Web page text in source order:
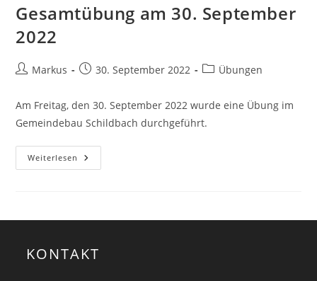
Gesamtübung am 30. September
2022
Markus 30. September 2022 Übungen
Am Freitag, den 30. September 2022 wurde eine Übung im
Gemeindebau Schildbach durchgeführt.
Weiterlesen
KONTAKT